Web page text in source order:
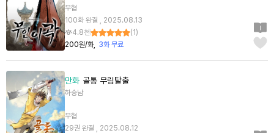
무협
100화 완결 , 2025.08.13
4.8천
(1 )
200원/화
3화 무료
만화 골통 무림탈출
하승남
무협
29권 완결 , 2025.08.12